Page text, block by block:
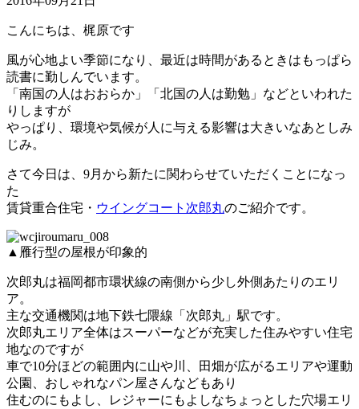
こんにちは、梶原です
風が心地よい季節になり、最近は時間があるときはもっぱら
読書に勤しんでいます。
「南国の人はおおらか」「北国の人は勤勉」などといわれた
りしますが
やっぱり、環境や気候が人に与える影響は大きいなあとしみ
じみ。
さて今日は、9月から新たに関わらせていただくことになっ
た
賃貸重合住宅・ ウイングコート次郎丸のご紹介です。
▲雁行型の屋根が印象的
次郎丸は福岡都市環状線の南側から少し外側あたりのエリ
ア。
主な交通機関は地下鉄七隈線「次郎丸」駅です。
次郎丸エリア全体はスーパーなどが充実した住みやすい住宅
地なのですが
車で10分ほどの範囲内に山や川、田畑が広がるエリアや運動
公園、おしゃれなパン屋さんなどもあり
住むのにもよし、レジャーにもよしなちょっとした穴場エリ